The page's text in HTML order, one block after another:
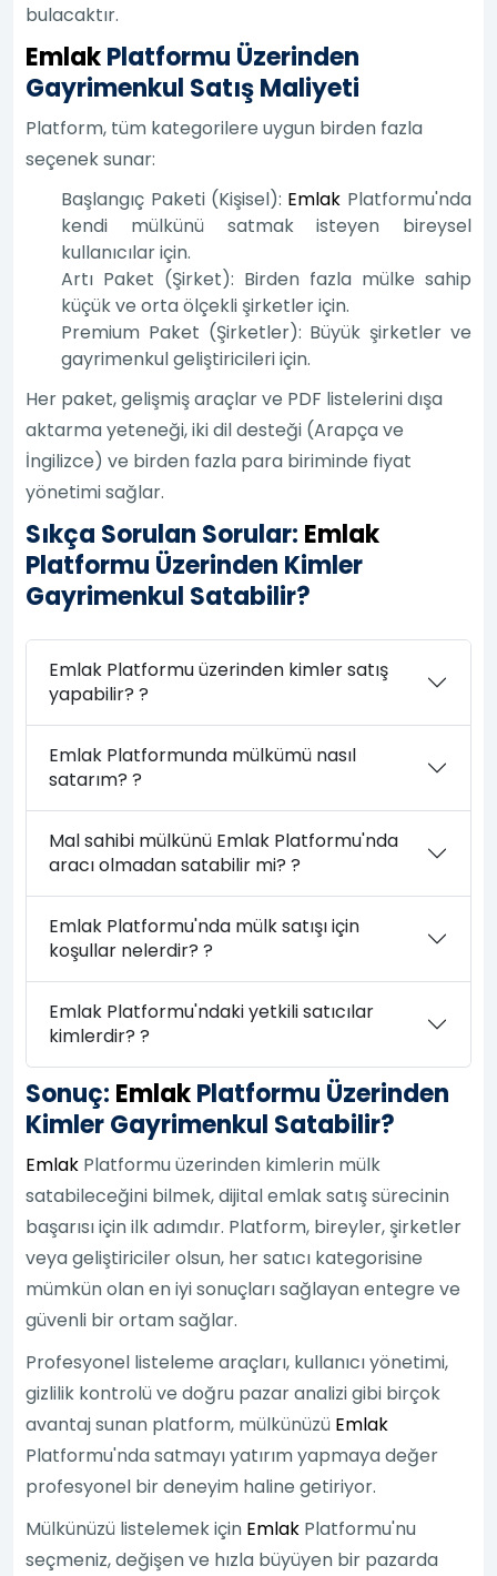
bulacaktır.
EmlakPlatformu Üzerinden
Gayrimenkul Satış Maliyeti
Platform, tüm kategorilere uygun birden fazla
seçenek sunar:
Başlangıç Paketi (Kişisel): Emlak Platformu'nda
kendi mülkünü satmak isteyen bireysel
kullanıcılar için.
Artı Paket (Şirket): Birden fazla mülke sahip
küçük ve orta ölçekli şirketler için.
Premium Paket (Şirketler): Büyük şirketler ve
gayrimenkul geliştiricileri için.
Her paket, gelişmiş araçlar ve PDF listelerini dışa
aktarma yeteneği, iki dil desteği (Arapça ve
İngilizce) ve birden fazla para biriminde fiyat
yönetimi sağlar.
Sıkça Sorulan Sorular: Emlak
Platformu Üzerinden Kimler
Gayrimenkul Satabilir?
Emlak Platformu üzerinden kimler satış
yapabilir? ?
Emlak Platformunda mülkümü nasıl
satarım? ?
Mal sahibi mülkünü Emlak Platformu'nda
aracı olmadan satabilir mi? ?
Emlak Platformu'nda mülk satışı için
koşullar nelerdir? ?
Emlak Platformu'ndaki yetkili satıcılar
kimlerdir? ?
Sonuç: EmlakPlatformu Üzerinden
Kimler Gayrimenkul Satabilir?
Emlak Platformu üzerinden kimlerin mülk
satabileceğini bilmek, dijital emlak satış sürecinin
başarısı için ilk adımdır. Platform, bireyler, şirketler
veya geliştiriciler olsun, her satıcı kategorisine
mümkün olan en iyi sonuçları sağlayan entegre ve
güvenli bir ortam sağlar.
Profesyonel listeleme araçları, kullanıcı yönetimi,
gizlilik kontrolü ve doğru pazar analizi gibi birçok
avantaj sunan platform, mülkünüzü Emlak
Platformu'nda satmayı yatırım yapmaya değer
profesyonel bir deneyim haline getiriyor.
Mülkünüzü listelemek için Emlak Platformu'nu
seçmeniz, değişen ve hızla büyüyen bir pazarda